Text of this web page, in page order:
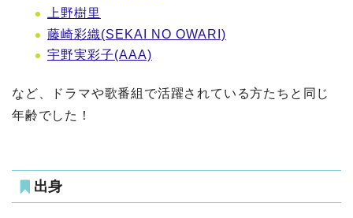
上野樹里
藤崎彩織(SEKAI NO OWARI)
宇野実彩子(AAA)
など、ドラマや歌番組で活躍されている方たちと同じ
年齢でした！
出身